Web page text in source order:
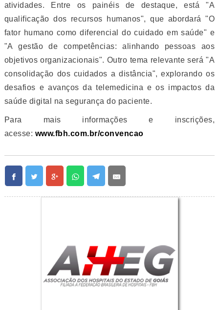
atividades. Entre os painéis de destaque, está "A
qualificação dos recursos humanos", que abordará "O
fator humano como diferencial do cuidado em saúde" e
"A gestão de competências: alinhando pessoas aos
objetivos organizacionais". Outro tema relevante será "A
consolidação dos cuidados a distância", explorando os
desafios e avanços da telemedicina e os impactos da
saúde digital na segurança do paciente.
Para mais informações e inscrições,
acesse: www.fbh.com.br/convencao